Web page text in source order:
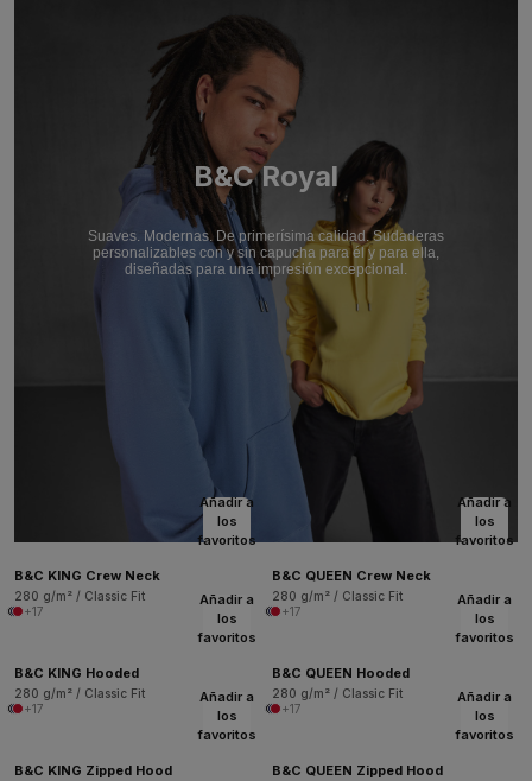
B&C Royal
Suaves. Modernas. De primerísima calidad. Sudaderas
personalizables con y sin capucha para él y para ella,
diseñadas para una impresión excepcional.
Añadir a
los
favoritos
B&C KING Crew Neck
280 g/m² / Classic Fit
+17
Añadir a
los
favoritos
B&C QUEEN Crew Neck
280 g/m² / Classic Fit
+17
Añadir a
los
favoritos
B&C KING Hooded
280 g/m² / Classic Fit
+17
Añadir a
los
favoritos
B&C QUEEN Hooded
280 g/m² / Classic Fit
+17
Añadir a
los
favoritos
B&C KING Zipped Hood
Añadir a
los
favoritos
B&C QUEEN Zipped Hood